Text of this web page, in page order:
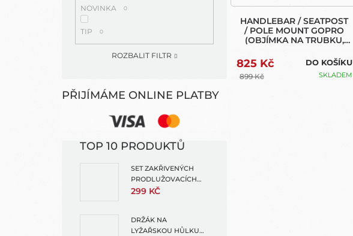
NOVINKA 0
TIP 0
ROZBALIT FILTR
PŘIJÍMÁME ONLINE PLATBY
TOP 10 PRODUKTŮ
SET ZAKŘIVENÝCH
PRODLUŽOVACÍCH
RAMEN
299 KČ
DRŽÁK NA
LYŽAŘSKOU HŮLKU
HANDLEBAR / SEATPOST
/ POLE MOUNT GOPRO
(OBJÍMKA NA TRUBKU,
825 Kč
899 Kč
DO KOŠÍKU
SKLADEM